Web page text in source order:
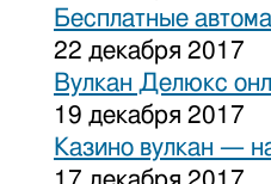
Бесплатные
22 декабря 2017
Вулкан Делюкс
19 декабря 2017
Казино вулкан —